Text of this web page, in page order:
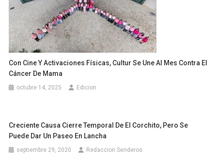
Con Cine Y Activaciones Físicas, Cultur Se Une Al Mes Contra El
Cáncer De Mama
octubre 14, 2025 Edicion
Creciente Causa Cierre Temporal De El Corchito, Pero Se
Puede Dar Un Paseo En Lancha
septiembre 29, 2020 Redaccion Senderos